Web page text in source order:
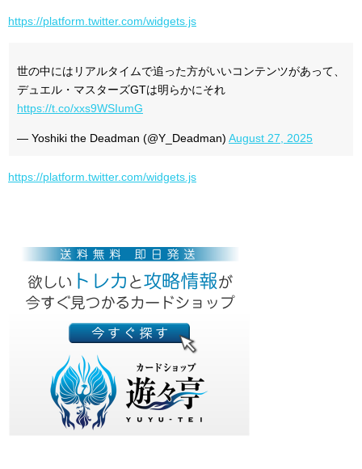
https://platform.twitter.com/widgets.js
世の中にはリアルタイムで追った方がいいコンテンツがあって、
デュエル・マスターズGTは明らかにそれ
https://t.co/xxs9WSIumG
— Yoshiki the Deadman (@Y_Deadman) August 27, 2025
https://platform.twitter.com/widgets.js